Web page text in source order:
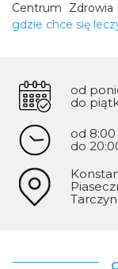
Centrum Zdrowia
gdzie chce się
od
do
od 8:00
do
Tarczyn